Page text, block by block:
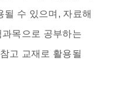
될 수 있으며, 자료해
목으로 공부하는
고 교재로 활용될